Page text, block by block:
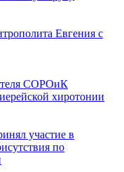
Евгения с
СОРОиК
хиротонии
участие в
по